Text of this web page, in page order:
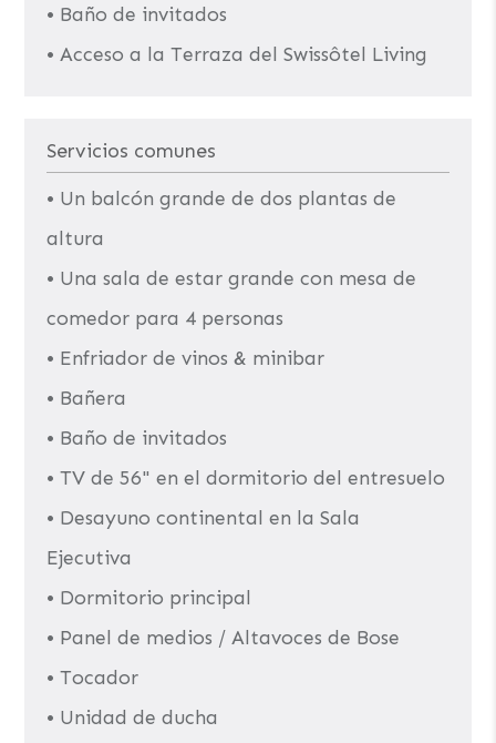
• Baño de invitados
• Acceso a la Terraza del Swissôtel Living
Servicios comunes
• Un balcón grande de dos plantas de
altura
• Una sala de estar grande con mesa de
comedor para 4 personas
• Enfriador de vinos & minibar
• Bañera
• Baño de invitados
• TV de 56" en el dormitorio del entresuelo
• Desayuno continental en la Sala
Ejecutiva
• Dormitorio principal
• Panel de medios / Altavoces de Bose
• Tocador
• Unidad de ducha